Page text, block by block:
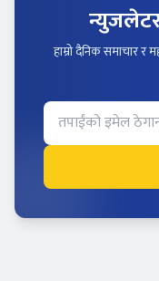
हाम्रो दैनिक समाचार र